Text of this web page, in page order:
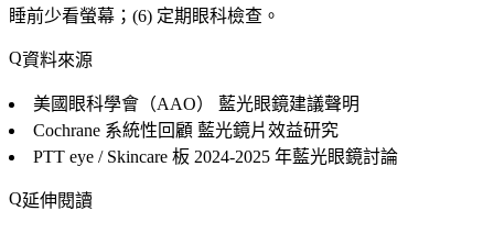
睡前少看螢幕；(6) 定期眼科檢查。
資料來源
美國眼科學會（AAO）
藍光眼鏡建議聲明
Cochrane 系統性回顧 藍光鏡片效益研究
PTT eye / Skincare 板 2024-2025 年藍光眼鏡討論
延伸閱讀